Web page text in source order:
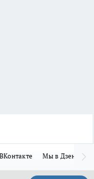
Мы в Дзене